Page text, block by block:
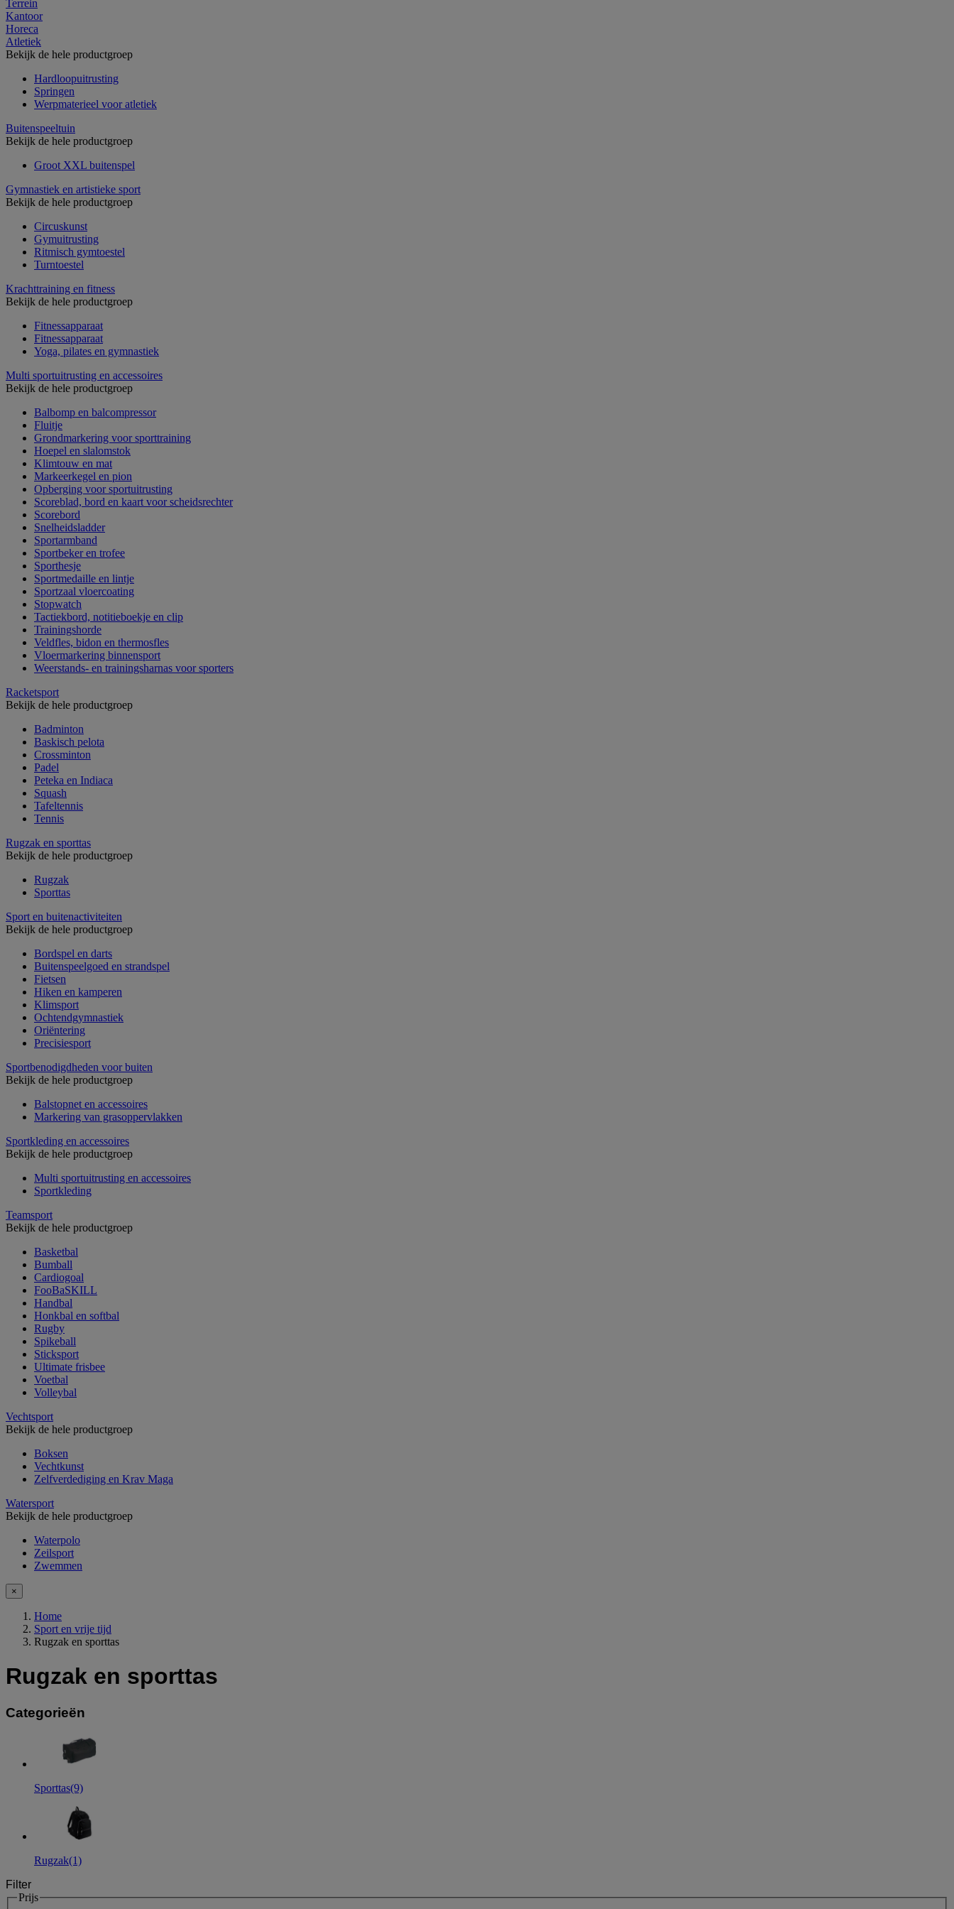
Terrein
Kantoor
Horeca
Atletiek
Bekijk de hele productgroep
Hardloopuitrusting
Springen
Werpmaterieel voor atletiek
Buitenspeeltuin
Bekijk de hele productgroep
Groot XXL buitenspel
Gymnastiek en artistieke sport
Bekijk de hele productgroep
Circuskunst
Gymuitrusting
Ritmisch gymtoestel
Turntoestel
Krachttraining en fitness
Bekijk de hele productgroep
Fitnessapparaat
Fitnessapparaat
Yoga, pilates en gymnastiek
Multi sportuitrusting en accessoires
Bekijk de hele productgroep
Balbomp en balcompressor
Fluitje
Grondmarkering voor sporttraining
Hoepel en slalomstok
Klimtouw en mat
Markeerkegel en pion
Opberging voor sportuitrusting
Scoreblad, bord en kaart voor scheidsrechter
Scorebord
Snelheidsladder
Sportarmband
Sportbeker en trofee
Sporthesje
Sportmedaille en lintje
Sportzaal vloercoating
Stopwatch
Tactiekbord, notitieboekje en clip
Trainingshorde
Veldfles, bidon en thermosfles
Vloermarkering binnensport
Weerstands- en trainingsharnas voor sporters
Racketsport
Bekijk de hele productgroep
Badminton
Baskisch pelota
Crossminton
Padel
Peteka en Indiaca
Squash
Tafeltennis
Tennis
Rugzak en sporttas
Bekijk de hele productgroep
Rugzak
Sporttas
Sport en buitenactiviteiten
Bekijk de hele productgroep
Bordspel en darts
Buitenspeelgoed en strandspel
Fietsen
Hiken en kamperen
Klimsport
Ochtendgymnastiek
Oriëntering
Precisiesport
Sportbenodigdheden voor buiten
Bekijk de hele productgroep
Balstopnet en accessoires
Markering van grasoppervlakken
Sportkleding en accessoires
Bekijk de hele productgroep
Multi sportuitrusting en accessoires
Sportkleding
Teamsport
Bekijk de hele productgroep
Basketbal
Bumball
Cardiogoal
FooBaSKILL
Handbal
Honkbal en softbal
Rugby
Spikeball
Sticksport
Ultimate frisbee
Voetbal
Volleybal
Vechtsport
Bekijk de hele productgroep
Boksen
Vechtkunst
Zelfverdediging en Krav Maga
Watersport
Bekijk de hele productgroep
Waterpolo
Zeilsport
Zwemmen
×
Home
Sport en vrije tijd
Rugzak en sporttas
Rugzak en sporttas
Categorieën
Sporttas(9)
Rugzak(1)
Filter
Prijs